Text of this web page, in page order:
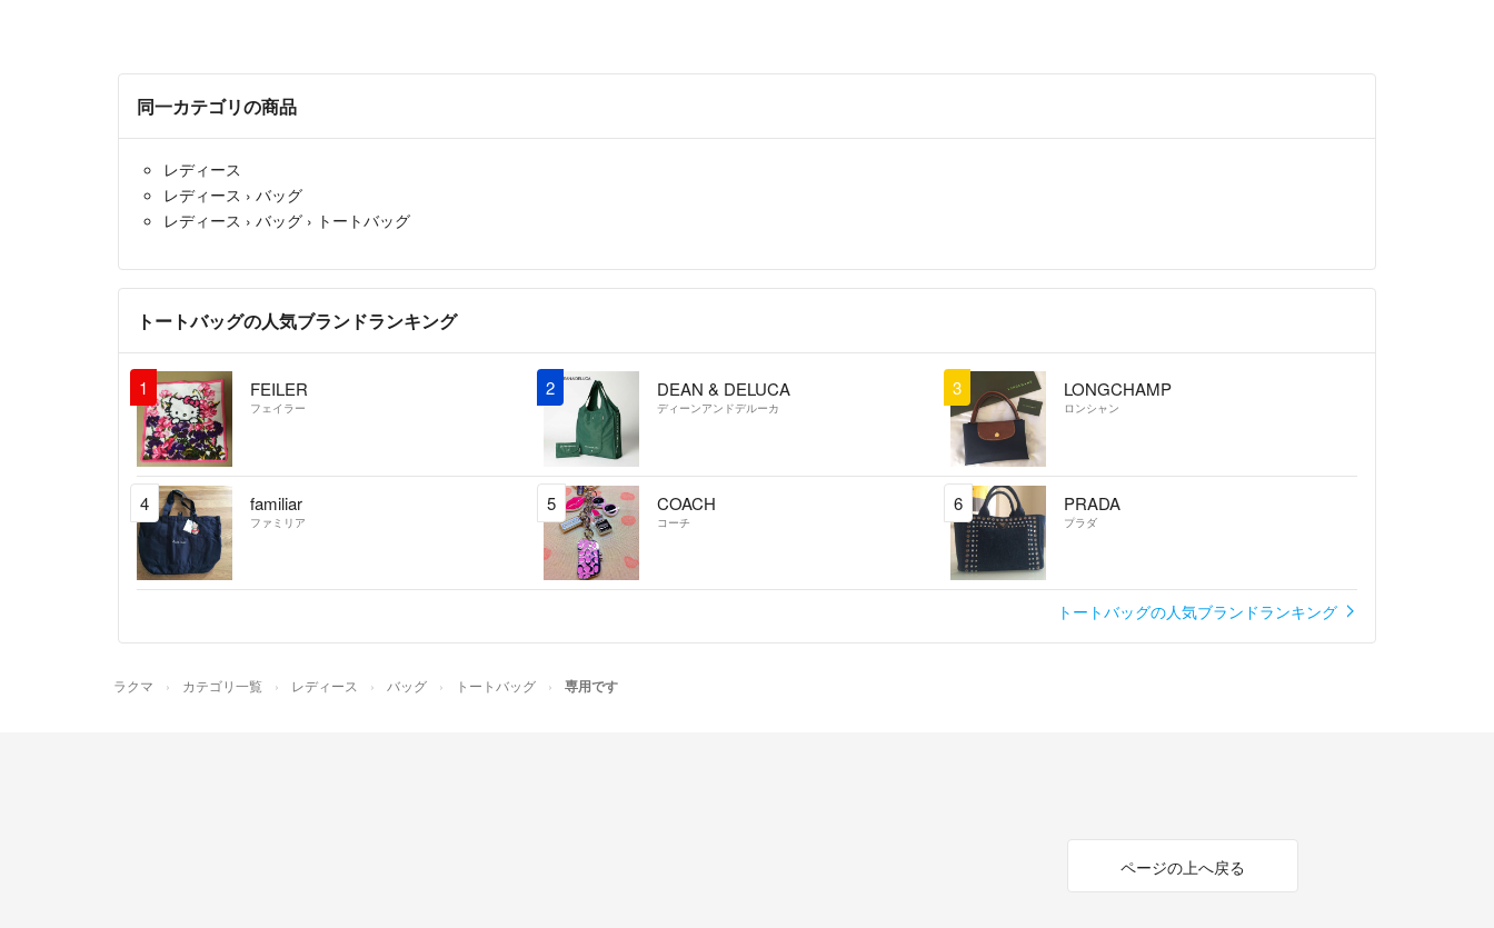
まだまだ、至らない点もあると思いますが、気持ちのいいお取り引き
なので、マザーズバッグとしてもおススメです。
個人差がありますよね（ ; ; ）マザーズバッグとして考えてい
るのですが、重いといろいろ荷物いれるのにつらいなぁと思
- 約8年前
生地の具合や、重量感については個人差があるかと思います
が、私は重たいと感じませんでした\( ˆoˆ )/
mom profile必読 - 約8年前
そうなのですね◡̈ かばんだけで重くはないですか？(＞＜) 質
問ばかりすみません!!
同一カテゴリの商品
レディース
レディース › バッグ
レディース › バッグ › トートバッグ
トートバッグの人気ブランドランキング
1 FEILER
フェイラー
2 DEAN & DELUCA
ディーンアンドデルーカ
3 LONGCHAMP
ロンシャン
4 familiar
ファミリア
5 COACH
コーチ
6 PRADA
プラダ
トートバッグの人気ブランドランキング
ラクマ カテゴリ一覧 レディース バッグ トートバッグ 専用です
ページの上へ戻る